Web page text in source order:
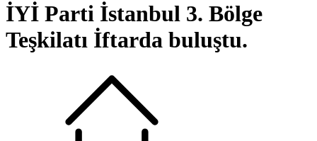
İYİ Parti İstanbul 3. Bölge
Teşkilatı İftarda buluştu.